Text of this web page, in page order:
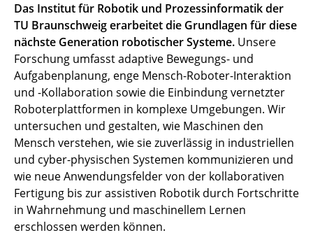
Das Institut für Robotik und Prozessinformatik der
TU Braunschweig erarbeitet die Grundlagen für diese
nächste Generation robotischer Systeme. Unsere
Forschung umfasst adaptive Bewegungs- und
Aufgabenplanung, enge Mensch-Roboter-Interaktion
und -Kollaboration sowie die Einbindung vernetzter
Roboterplattformen in komplexe Umgebungen. Wir
untersuchen und gestalten, wie Maschinen den
Mensch verstehen, wie sie zuverlässig in industriellen
und cyber-physischen Systemen kommunizieren und
wie neue Anwendungsfelder von der kollaborativen
Fertigung bis zur assistiven Robotik durch Fortschritte
in Wahrnehmung und maschinellem Lernen
erschlossen werden können.